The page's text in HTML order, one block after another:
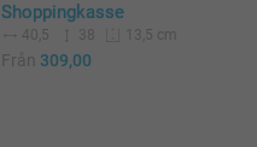
Shoppingkasse
40,5 38 13,5 cm
Från 309,00